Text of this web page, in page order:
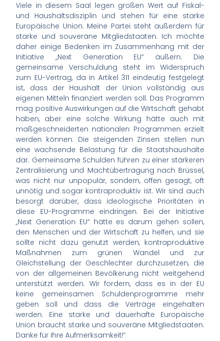
Viele in diesem Saal legen großen Wert auf Fiskal-
und Haushaltsdisziplin und stehen für eine starke
Europäische Union. Meine Partei steht außerdem für
starke und souveräne Mitgliedstaaten. Ich möchte
daher einige Bedenken im Zusammenhang mit der
Initiative „Next Generation EU“ äußern. Die
gemeinsame Verschuldung steht im Widerspruch
zum EU-Vertrag, da in Artikel 311 eindeutig festgelegt
ist, dass der Haushalt der Union vollständig aus
eigenen Mitteln finanziert werden soll. Das Programm
mag positive Auswirkungen auf die Wirtschaft gehabt
haben, aber eine solche Wirkung hätte auch mit
maßgeschneiderten nationalen Programmen erzielt
werden können. Die steigenden Zinsen stellen nun
eine wachsende Belastung für die Staatshaushalte
dar. Gemeinsame Schulden führen zu einer stärkeren
Zentralisierung und Machtübertragung nach Brüssel,
was nicht nur unpopulär, sondern, offen gesagt, oft
unnötig und sogar kontraproduktiv ist. Wir sind auch
besorgt darüber, dass ideologische Prioritäten in
diese EU-Programme eindringen. Bei der Initiative
„Next Generation EU“ hätte es darum gehen sollen,
den Menschen und der Wirtschaft zu helfen, und sie
sollte nicht dazu genutzt werden, kontraproduktive
Maßnahmen zum grünen Wandel und zur
Gleichstellung der Geschlechter durchzusetzen, die
von der allgemeinen Bevölkerung nicht weitgehend
unterstützt werden. Wir fordern, dass es in der EU
keine gemeinsamen Schuldenprogramme mehr
geben soll und dass die Verträge eingehalten
werden. Eine starke und dauerhafte Europäische
Union braucht starke und souveräne Mitgliedstaaten.
Danke für Ihre Aufmerksamkeit!”